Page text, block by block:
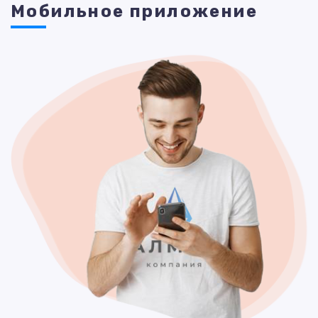
Мобильное приложение